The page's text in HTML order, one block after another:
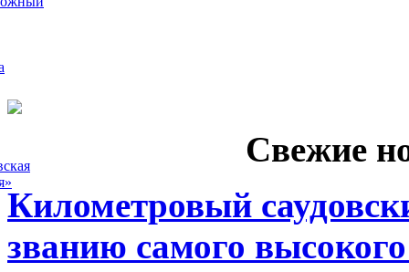
Свежие
Километровый
званию самого